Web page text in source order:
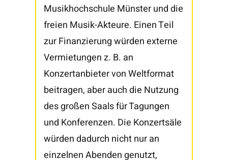
Musikhochschule Münster und die
freien Musik-Akteure. Einen Teil
zur Finanzierung würden externe
Vermietungen z. B. an
Konzertanbieter von Weltformat
beitragen, aber auch die Nutzung
des großen Saals für Tagungen
und Konferenzen. Die Konzertsäle
würden dadurch nicht nur an
einzelnen Abenden genutzt,